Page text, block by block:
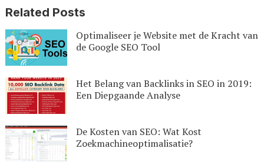
Related Posts
Optimaliseer je Website met de Kracht van
de Google SEO Tool
Het Belang van Backlinks in SEO in 2019:
Een Diepgaande Analyse
De Kosten van SEO: Wat Kost
Zoekmachineoptimalisatie?